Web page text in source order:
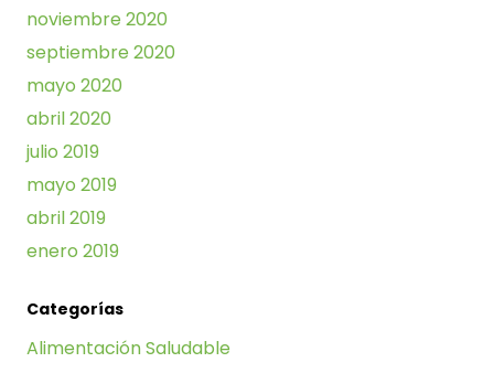
noviembre 2020
septiembre 2020
mayo 2020
abril 2020
julio 2019
mayo 2019
abril 2019
enero 2019
Categorías
Alimentación Saludable